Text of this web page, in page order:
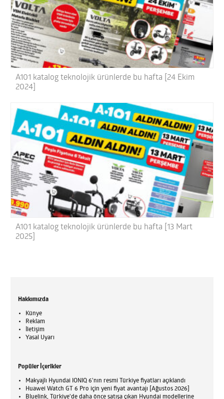
A101 katalog teknolojik ürünlerde bu hafta [24 Ekim
2024]
A101 katalog teknolojik ürünlerde bu hafta [13 Mart
2025]
Hakkımızda
Künye
Reklam
İletişim
Yasal Uyarı
Popüler İçerikler
Makyajlı Hyundai IONIQ 6'nın resmi Türkiye fiyatları açıklandı
Huawei Watch GT 6 Pro için yeni fiyat avantajı [Ağustos 2026]
Bluelink, Türkiye'de daha önce satışa çıkan Hyundai modellerine